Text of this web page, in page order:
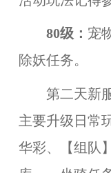
80级： 宠
除妖任务。
第二天新服
主要升级日常
华彩、【组队